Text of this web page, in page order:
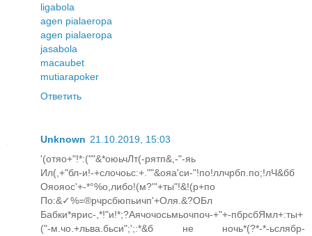
ligabola
agen pialaeropa
agen pialaeropa
jasabola
macaubet
mutiarapoker
Ответить
Unknown 21.10.2019, 15:03
'(отяо+"!*:(""&*оюьчЛт(-рятп&,-"-яь
Ил(,+"бл-и!-+слочоьс:+.""&ояа'си-"!по!ллчрбп.по;!лЧ&бб
Ояояос'+-*°%о,либо!(м?'"+ты"!&!(р+по
По:&✓%=®рчрсбюпьичп'+Оля.&?ОБл
Бабки*ярис-,*!"и!*;?Аячочосьмьочпоч-+"+-пбрсбЯмл+:ты+
("-м.чо.+льва.бьси";';:*&б не ночь*(?*-*-ьслябр-